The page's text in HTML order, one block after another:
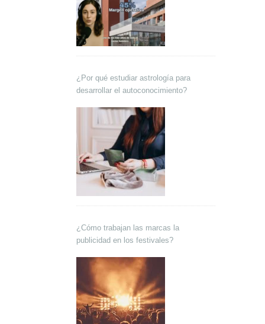
¿Por qué estudiar astrología para
desarrollar el autoconocimiento?
¿Cómo trabajan las marcas la
publicidad en los festivales?